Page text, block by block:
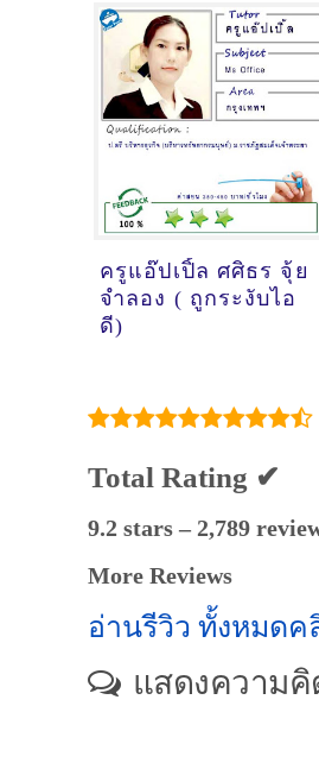
ครูแอ๊ปเปิ้ล ศศิธร จุ้ย
จำลอง ( ถูกระงับไอ
ดี)
Total Rating ✔
9.2 stars – 2,789
More Reviews
อ่านรีวิว ทั้งหมดค
แสดงความคิ